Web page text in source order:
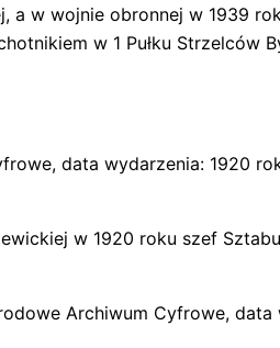
a w wojnie obronnej w 1939
w 1 Pułku Strzelców
data wydarzenia: 1920
w 1920 roku szef
Archiwum Cyfrowe,